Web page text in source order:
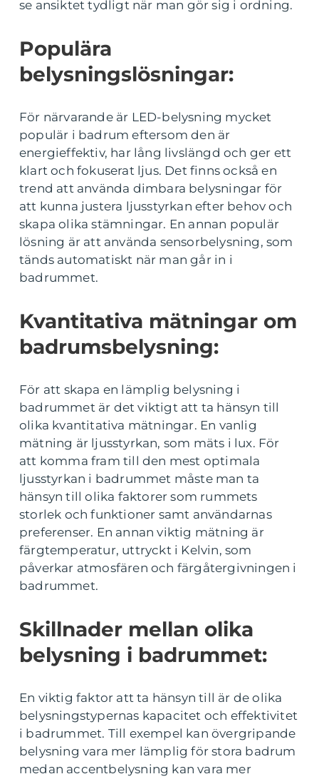
se ansiktet tydligt när man gör sig i ordning.
Populära
belysningslösningar:
För närvarande är LED-belysning mycket
populär i badrum eftersom den är
energieffektiv, har lång livslängd och ger ett
klart och fokuserat ljus. Det finns också en
trend att använda dimbara belysningar för
att kunna justera ljusstyrkan efter behov och
skapa olika stämningar. En annan populär
lösning är att använda sensorbelysning, som
tänds automatiskt när man går in i
badrummet.
Kvantitativa mätningar om
badrumsbelysning:
För att skapa en lämplig belysning i
badrummet är det viktigt att ta hänsyn till
olika kvantitativa mätningar. En vanlig
mätning är ljusstyrkan, som mäts i lux. För
att komma fram till den mest optimala
ljusstyrkan i badrummet måste man ta
hänsyn till olika faktorer som rummets
storlek och funktioner samt användarnas
preferenser. En annan viktig mätning är
färgtemperatur, uttryckt i Kelvin, som
påverkar atmosfären och färgåtergivningen i
badrummet.
Skillnader mellan olika
belysning i badrummet:
En viktig faktor att ta hänsyn till är de olika
belysningstypernas kapacitet och effektivitet
i badrummet. Till exempel kan övergripande
belysning vara mer lämplig för stora badrum
medan accentbelysning kan vara mer